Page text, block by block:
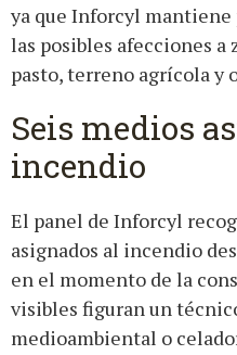
ya que Inforcyl
las posibles afecciones a
pasto, terreno agrícola y
Seis medios
incendio
El panel de Inforcyl
asignados al incendio
en el momento de la
visibles figuran un
medioambiental o